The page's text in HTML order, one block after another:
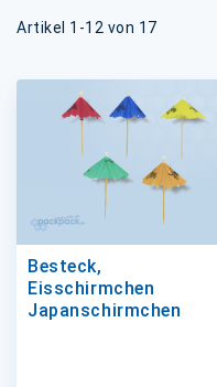
Artikel 1 -12 von 17
Besteck,
Eisschirmchen
Japanschirmchen